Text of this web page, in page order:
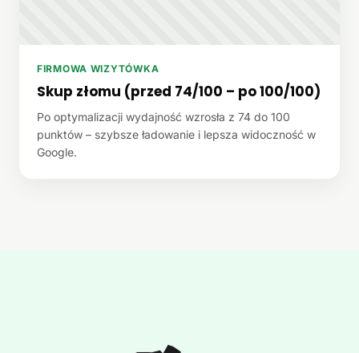
FIRMOWA WIZYTÓWKA
Skup złomu (przed 74/100 – po 100/100)
Po optymalizacji wydajność wzrosła z 74 do 100
punktów – szybsze ładowanie i lepsza widoczność w
Google.